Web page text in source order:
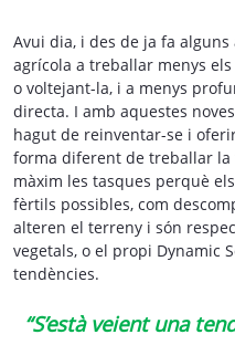
Avui dia, i des de ja fa alguns
agrícola a treballar menys
o voltejant-la, i a menys
directa. I amb aquestes
hagut de reinventar-se i
forma diferent de treballar
màxim les tasques perquè
fèrtils possibles, com
alteren el terreny i són
vegetals, o el propi Dynamic
tendències.
“S’està veient una